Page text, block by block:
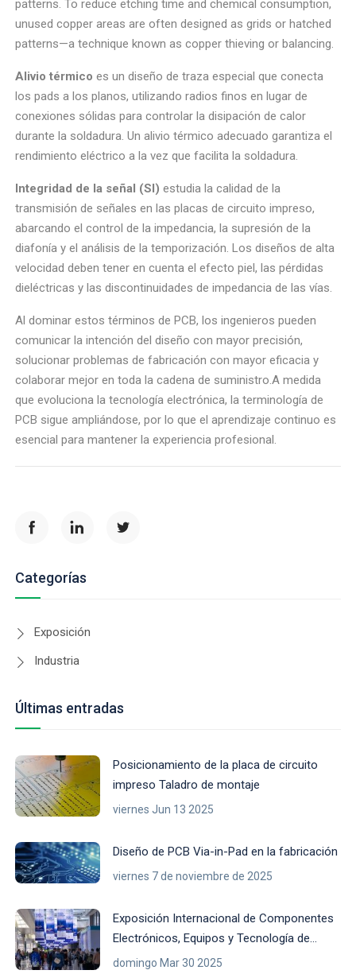
patterns. To reduce etching time and chemical consumption,
unused copper areas are often designed as grids or hatched
patterns—a technique known as copper thieving or balancing.
Alivio térmico es un diseño de traza especial que conecta
los pads a los planos, utilizando radios finos en lugar de
conexiones sólidas para controlar la disipación de calor
durante la soldadura. Un alivio térmico adecuado garantiza el
rendimiento eléctrico a la vez que facilita la soldadura.
Integridad de la señal (SI) estudia la calidad de la
transmisión de señales en las placas de circuito impreso,
abarcando el control de la impedancia, la supresión de la
diafonía y el análisis de la temporización. Los diseños de alta
velocidad deben tener en cuenta el efecto piel, las pérdidas
dieléctricas y las discontinuidades de impedancia de las vías.
Al dominar estos términos de PCB, los ingenieros pueden
comunicar la intención del diseño con mayor precisión,
solucionar problemas de fabricación con mayor eficacia y
colaborar mejor en toda la cadena de suministro.A medida
que evoluciona la tecnología electrónica, la terminología de
PCB sigue ampliándose, por lo que el aprendizaje continuo es
esencial para mantener la experiencia profesional.
Categorías
Exposición
Industria
Últimas entradas
Posicionamiento de la placa de circuito
impreso Taladro de montaje
viernes Jun 13 2025
Diseño de PCB Via-in-Pad en la fabricación
viernes 7 de noviembre de 2025
Exposición Internacional de Componentes
Electrónicos, Equipos y Tecnología de
Indonesia 2025
domingo Mar 30 2025